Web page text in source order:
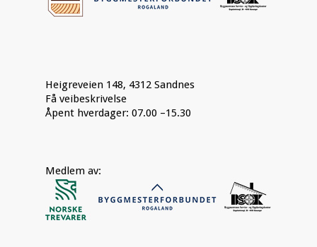
Heigreveien 148, 4312 Sandnes
Få veibeskrivelse
Åpent hverdager: 07.00 –15.30
Medlem av: